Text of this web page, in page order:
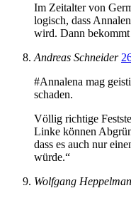
Im Zeitalter von
logisch, dass
wird. Dann bekommt
Andreas Schneider
#Annalena mag
schaden.
Völlig richtige
Linke können
dass es auch nur
würde.“
Wolfgang